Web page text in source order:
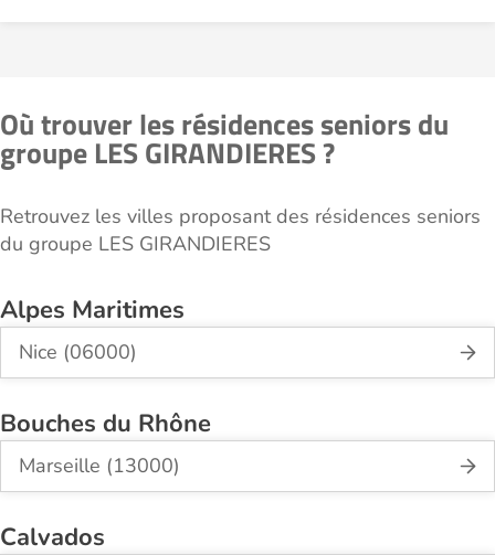
Où trouver les résidences seniors du
groupe LES GIRANDIERES ?
Retrouvez les villes proposant des résidences seniors
du groupe LES GIRANDIERES
Alpes Maritimes
Nice (06000)
Bouches du Rhône
Marseille (13000)
Calvados